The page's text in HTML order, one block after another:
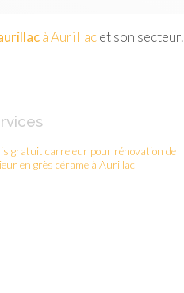
à Aurillacet son secteur.
gratuit carreleur pour rénovation de
en grès cérame à Aurillac